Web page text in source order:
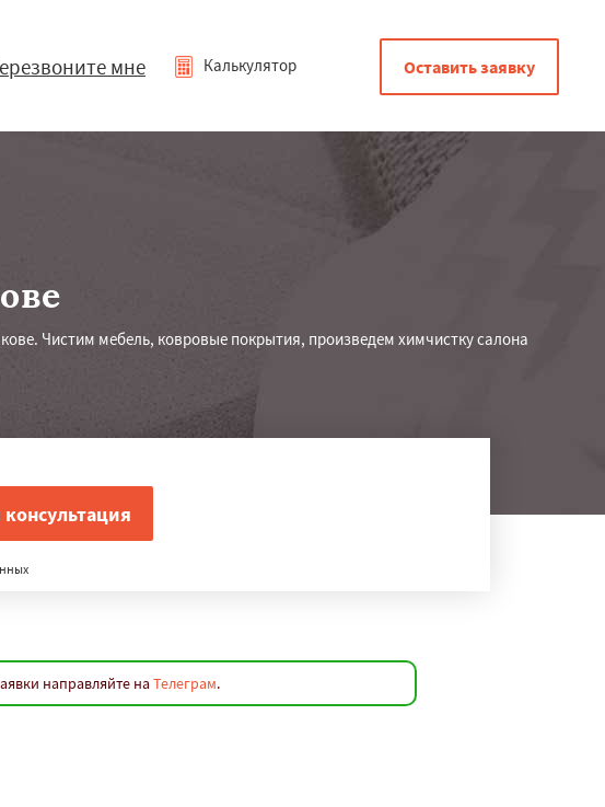
мне Калькулятор Оставить заявку
Чистим мебель, ковровые покрытия, произведем химчистку салона
направляйте на Телеграм.